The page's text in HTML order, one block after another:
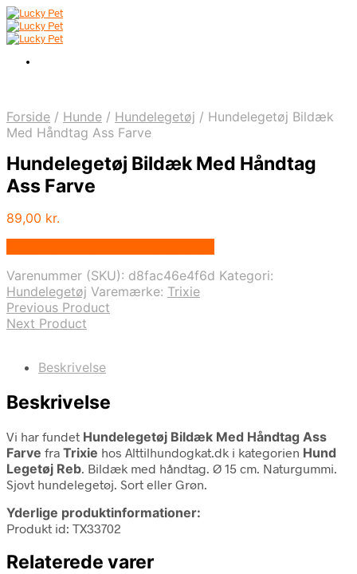
Forside / Hunde / Hundelegetøj / Hundelegetøj Bildæk
Med Håndtag Ass Farve
Hundelegetøj Bildæk Med Håndtag
Ass Farve
89,00 kr.
Varenummer (SKU): d8fac46e4f6d Kategori:
Hundelegetøj Varemærke: Trixie
Previous Product
Next Product
Beskrivelse
Beskrivelse
Vi har fundet Hundelegetøj Bildæk Med Håndtag Ass
Farve fra Trixie hos Alttilhundogkat.dk i kategorien Hund
Legetøj Reb. Bildæk med håndtag. Ø 15 cm. Naturgummi.
Sjovt hundelegetøj. Sort eller Grøn.
Yderlige produktinformationer:
Produkt id: TX33702
Relaterede varer